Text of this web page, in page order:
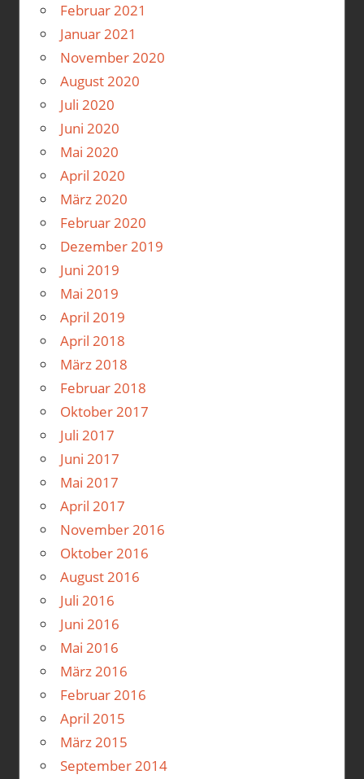
Februar 2021
Januar 2021
November 2020
August 2020
Juli 2020
Juni 2020
Mai 2020
April 2020
März 2020
Februar 2020
Dezember 2019
Juni 2019
Mai 2019
April 2019
April 2018
März 2018
Februar 2018
Oktober 2017
Juli 2017
Juni 2017
Mai 2017
April 2017
November 2016
Oktober 2016
August 2016
Juli 2016
Juni 2016
Mai 2016
März 2016
Februar 2016
April 2015
März 2015
September 2014